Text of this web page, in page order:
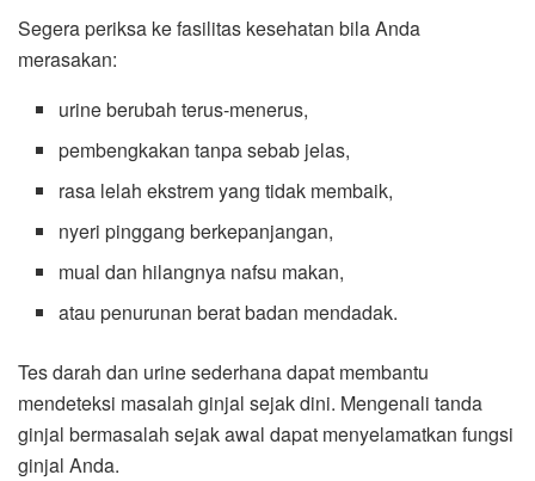
Segera periksa ke fasilitas kesehatan bila Anda
merasakan:
urine berubah terus-menerus,
pembengkakan tanpa sebab jelas,
rasa lelah ekstrem yang tidak membaik,
nyeri pinggang berkepanjangan,
mual dan hilangnya nafsu makan,
atau penurunan berat badan mendadak.
Tes darah dan urine sederhana dapat membantu
mendeteksi masalah ginjal sejak dini. Mengenali tanda
ginjal bermasalah sejak awal dapat menyelamatkan fungsi
ginjal Anda.